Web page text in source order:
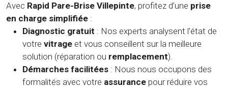
Avec Rapid Pare-Brise Villepinte, profitez d’une prise
en charge simplifiée :
Diagnostic gratuit : Nos experts analysent l'état de
votre vitrage et vous conseillent sur la meilleure
solution (réparation ou remplacement).
Démarches facilitées : Nous nous occupons des
formalités avec votre assurance pour réduire vos